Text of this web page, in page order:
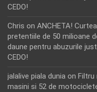
CEDO!
Chris on ANCHETA!
pretentiile de 50 milioane
daune pentru abuzurile
CEDO!
jalalive piala dunia on Filtru
masini si 52 de